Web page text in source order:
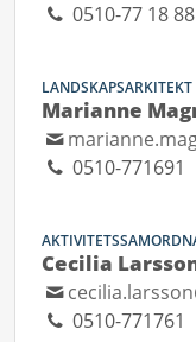
0510-77 18 88
LANDSKAPSARKITEKT
Marianne
0510-771691
Cecilia
0510-771761